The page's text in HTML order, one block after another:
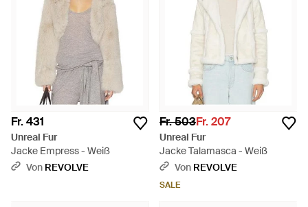
Fr. 431
Unreal Fur
Jacke Empress - Weiß
Von REVOLVE
Fr. 503Fr. 207
Unreal Fur
Jacke Talamasca - Weiß
Von REVOLVE
SALE